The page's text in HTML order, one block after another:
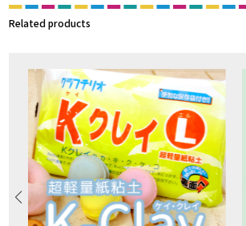
Related products